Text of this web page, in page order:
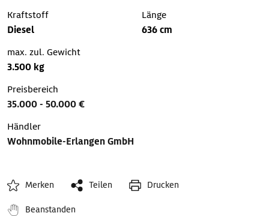
Kraftstoff
Diesel
Länge
636 cm
max. zul. Gewicht
3.500 kg
Preisbereich
35.000 - 50.000 €
Händler
Wohnmobile-Erlangen GmbH
Merken Teilen Drucken
Beanstanden